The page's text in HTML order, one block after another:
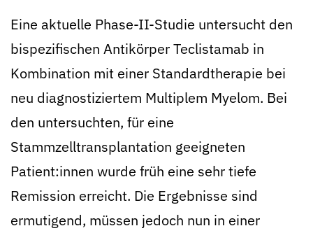
Eine aktuelle Phase-II-Studie untersucht den
bispezifischen Antikörper Teclistamab in
Kombination mit einer Standardtherapie bei
neu diagnostiziertem Multiplem Myelom. Bei
den untersuchten, für eine
Stammzelltransplantation geeigneten
Patient:innen wurde früh eine sehr tiefe
Remission erreicht. Die Ergebnisse sind
ermutigend, müssen jedoch nun in einer